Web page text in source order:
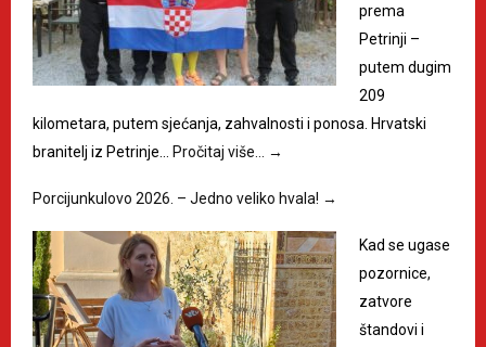
prema
Petrinji –
putem dugim
209
kilometara, putem sjećanja, zahvalnosti i ponosa. Hrvatski
branitelj iz Petrinje…
Pročitaj više… →
Porcijunkulovo 2026. – Jedno veliko hvala! →
Kad se ugase
pozornice,
zatvore
štandovi i